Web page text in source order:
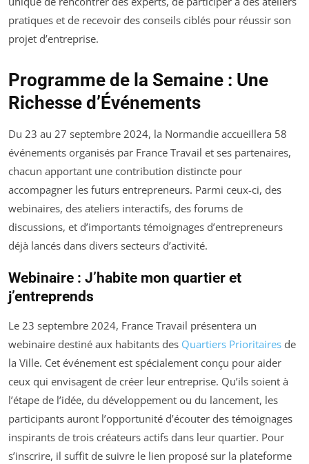
pratiques et de recevoir des conseils ciblés pour réussir son
projet d’entreprise.
Programme de la Semaine : Une
Richesse d’Événements
Du 23 au 27 septembre 2024, la Normandie accueillera 58
événements organisés par France Travail et ses partenaires,
chacun apportant une contribution distincte pour
accompagner les futurs entrepreneurs. Parmi ceux-ci, des
webinaires, des ateliers interactifs, des forums de
discussions, et d’importants témoignages d’entrepreneurs
déjà lancés dans divers secteurs d’activité.
Webinaire : J’habite mon quartier et
j’entreprends
Le 23 septembre 2024, France Travail présentera un
webinaire destiné aux habitants des Quartiers Prioritaires de
la Ville. Cet événement est spécialement conçu pour aider
ceux qui envisagent de créer leur entreprise. Qu’ils soient à
l’étape de l’idée, du développement ou du lancement, les
participants auront l’opportunité d’écouter des témoignages
inspirants de trois créateurs actifs dans leur quartier. Pour
s’inscrire, il suffit de suivre le lien proposé sur la plateforme